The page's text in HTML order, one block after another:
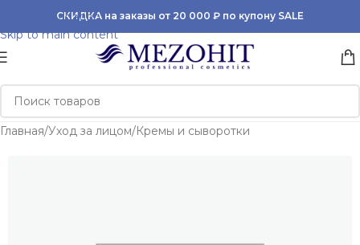
Skip to navigation
Skip to main content
СКИДКА на заказы от 20 000 ₽ по купону SALE
Главная/Уход за лицом/Кремы и сыворотки